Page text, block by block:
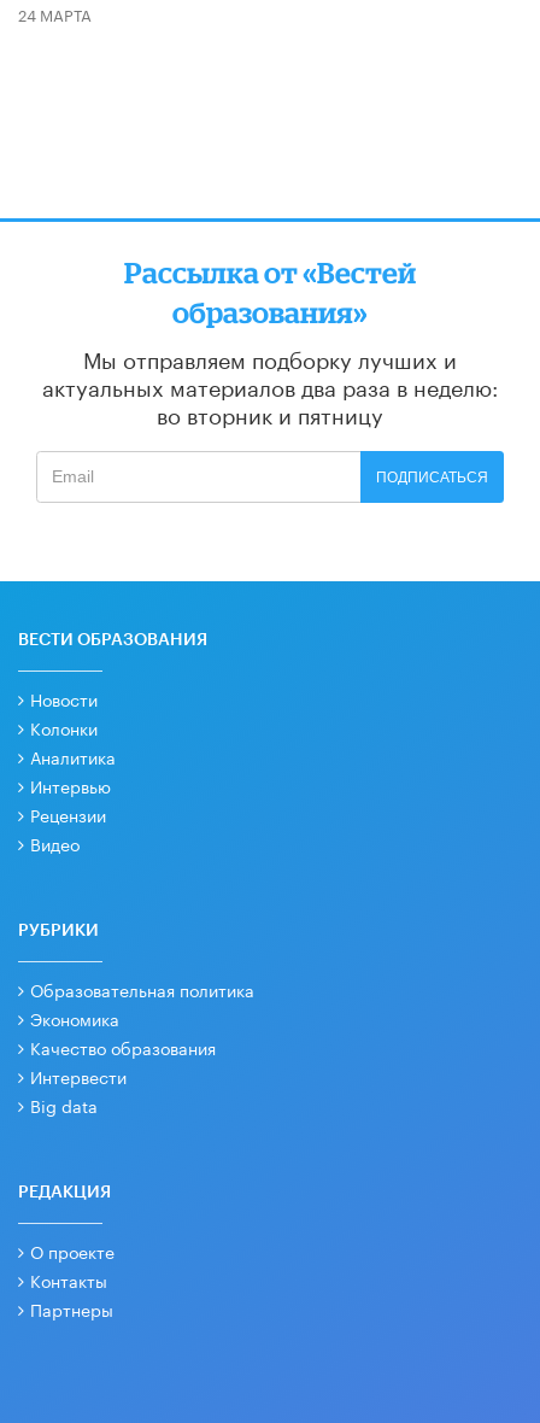
24 МАРТА
Рассылка от «Вестей
образования»
Мы отправляем подборку лучших и
актуальных материалов два раза в неделю:
во вторник и пятницу
ПОДПИСАТЬСЯ
ВЕСТИ ОБРАЗОВАНИЯ
Новости
Колонки
Аналитика
Интервью
Рецензии
Видео
РУБРИКИ
Образовательная политика
Экономика
Качество образования
Интервести
Big data
РЕДАКЦИЯ
О проекте
Контакты
Партнеры